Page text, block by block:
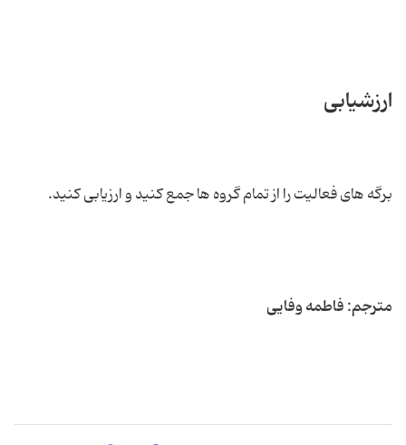
ارزشیابی
برگه های فعالیت را از تمام گروه ها جمع کنید و ارزیابی کنید.
مترجم: فاطمه وفایی